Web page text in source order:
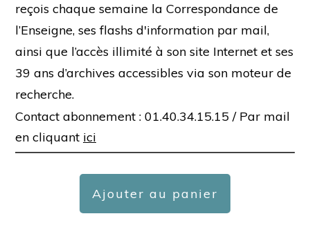
reçois chaque semaine la Correspondance de
l’Enseigne, ses flashs d'information par mail,
ainsi que l’accès illimité à son site Internet et ses
39 ans d’archives accessibles via son moteur de
recherche.
Contact abonnement : 01.40.34.15.15 / Par mail
en cliquant ici
Ajouter au panier